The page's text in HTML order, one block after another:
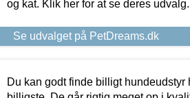
og kat. Klik her for at se deres udvalg.
Se udvalget på PetDreams.dk
Du kan godt finde billigt